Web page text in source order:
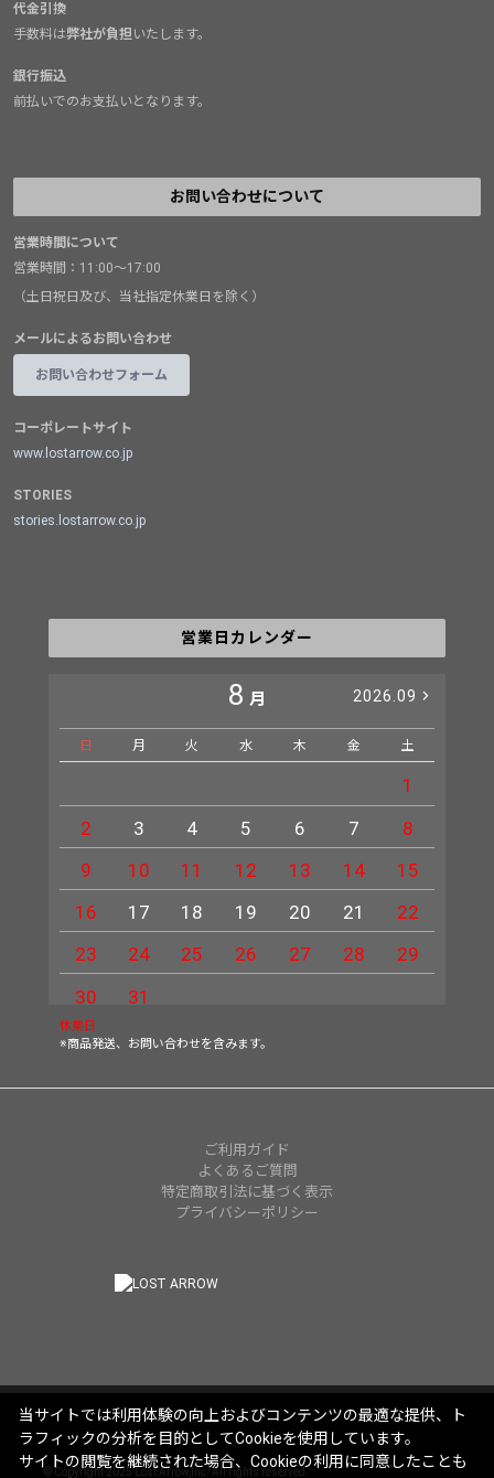
代金引換
手数料は弊社が負担いたします。
銀行振込
前払いでのお支払いとなります。
お問い合わせについて
営業時間について
営業時間：11:00～17:00
（土日祝日及び、当社指定休業日を除く）
メールによるお問い合わせ
お問い合わせフォーム
コーポレートサイト
www.lostarrow.co.jp
STORIES
stories.lostarrow.co.jp
営業日カレンダー
8 月 2026.09
日 月 火 水 木 金 土
1
2
3 4 5 6 7
8
9
10 11 12 13 14
15
16
17 18 19 20 21
22
23
24 25 26 27 28
29
30
31
休業日
※商品発送、お問い合わせを含みます。
ご利用ガイド
よくあるご質問
特定商取引法に基づく表示
プライバシーポリシー
© Copyright 2025 Lost Arrow,Inc. All rights reserved.
当サイトでは利用体験の向上およびコンテンツの最適な提供、ト
ラフィックの分析を目的としてCookieを使用しています。
サイトの閲覧を継続された場合、Cookieの利用に同意したことも